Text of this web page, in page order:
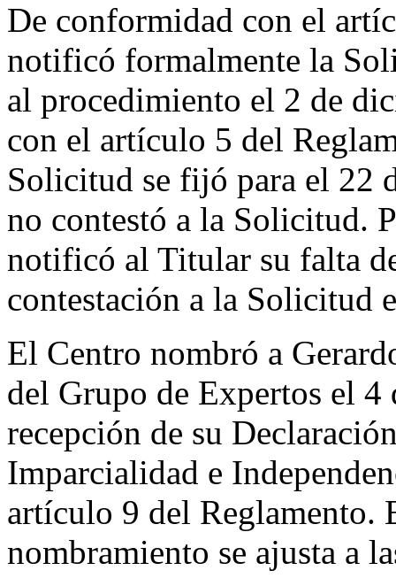
De conformidad con el
notificó formalmente la
al procedimiento el 2 de
con el artículo 5 del
Solicitud se fijó para el 22
no contestó a la Solicitud.
notificó al Titular su falta
contestación a la Solicitud
El Centro nombró a
del Grupo de Expertos el
recepción de su
Imparcialidad e
artículo 9 del Reglamento.
nombramiento se ajusta a